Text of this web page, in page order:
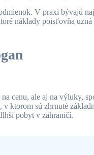
V praxi bývajú
náklady poisťovňa
cenu, ale aj na výluky,
sú zhrnuté
pobyt v zahraničí.